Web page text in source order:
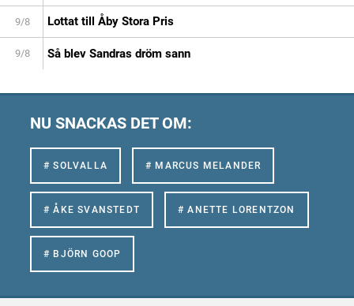
9/8 Lottat till Åby Stora Pris
9/8 Så blev Sandras dröm sann
NU SNACKAS DET OM:
# SOLVALLA # MARCUS MELANDER
# ÅKE SVANSTEDT # ANETTE LORENTZON
# BJÖRN GOOP